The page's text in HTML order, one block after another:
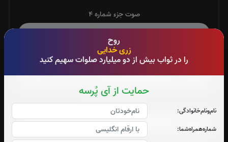
روح
زری خدایی
را در ثواب بیش از دو میلیارد صلوات سهیم کنید
حمایت از آی پُرسه
نام‌و‌نام‌خانوادگی:
شماره‌همراه‌شما:
صوت جزء شماره 4
صوت جزء شماره 5
صوت جزء شماره 6